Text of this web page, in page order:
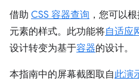
借助 CSS 容器查询 ，您可以
元素的样式。此功能将自适应
设计转变为基于容器的设计。
本指南中的屏幕截图取自此演